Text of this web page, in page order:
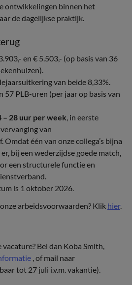
ontwikkelingen binnen het
de dagelijkse praktijk.
en € 5.503,- (op basis van 36
van beide 8,33%.
57 PLB-uren (per jaar op basis van
– 28 uur per week, in eerste
van
Omdat één van onze collega’s bijna
bij een wederzijdse goede match,
een structurele functie en
is 1 oktober 2026.
arbeidsvoorwaarden? Klik hier.
vacature? Bel dan Koba Smith,
, of mail naar
tot 27 juli i.v.m. vakantie).